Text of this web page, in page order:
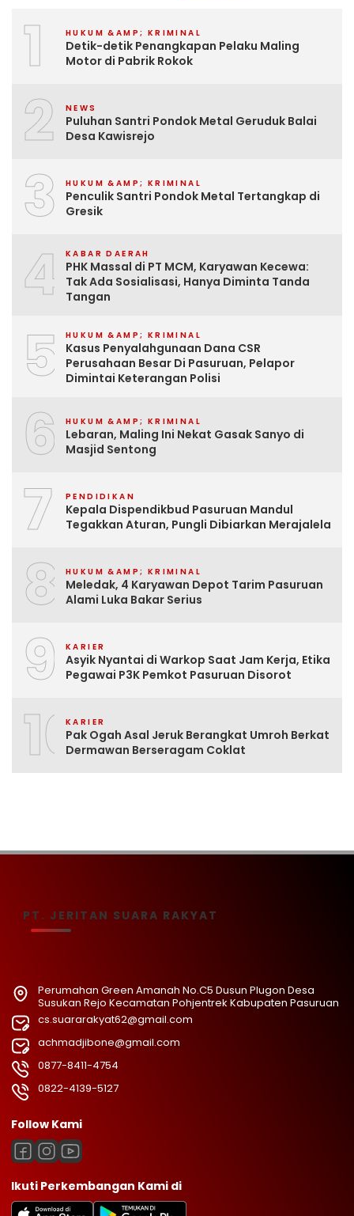
1 HUKUM &AMP; KRIMINAL
Detik-detik Penangkapan Pelaku Maling
Motor di Pabrik Rokok
2 NEWS
Puluhan Santri Pondok Metal Geruduk Balai
Desa Kawisrejo
3 HUKUM &AMP; KRIMINAL
Penculik Santri Pondok Metal Tertangkap di
Gresik
4 KABAR DAERAH
PHK Massal di PT MCM, Karyawan Kecewa:
Tak Ada Sosialisasi, Hanya Diminta Tanda
Tangan
5 HUKUM &AMP; KRIMINAL
Kasus Penyalahgunaan Dana CSR
Perusahaan Besar Di Pasuruan, Pelapor
Dimintai Keterangan Polisi
6 HUKUM &AMP; KRIMINAL
Lebaran, Maling Ini Nekat Gasak Sanyo di
Masjid Sentong
7 PENDIDIKAN
Kepala Dispendikbud Pasuruan Mandul
Tegakkan Aturan, Pungli Dibiarkan Merajalela
8 HUKUM &AMP; KRIMINAL
Meledak, 4 Karyawan Depot Tarim Pasuruan
Alami Luka Bakar Serius
9 KARIER
Asyik Nyantai di Warkop Saat Jam Kerja, Etika
Pegawai P3K Pemkot Pasuruan Disorot
10KARIER
Pak Ogah Asal Jeruk Berangkat Umroh Berkat
Dermawan Berseragam Coklat
PT. JERITAN SUARA RAKYAT
Perumahan Green Amanah No.C5 Dusun Plugon Desa
Susukan Rejo Kecamatan Pohjentrek Kabupaten Pasuruan
cs.suararakyat62@gmail.com
achmadjibone@gmail.com
0877-8411-4754
0822-4139-5127
Follow Kami
Ikuti Perkembangan Kami di